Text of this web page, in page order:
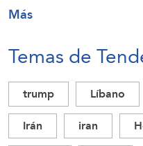
Más
Temas de
trump Líbano
Irán
iran